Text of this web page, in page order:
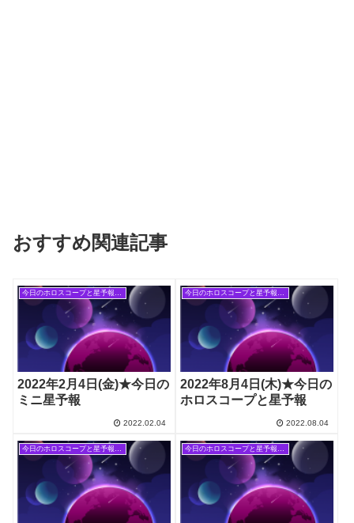
おすすめ関連記事
2022年2月4日(金)★今日の
ミニ星予報
2022.02.04
2022年8月4日(木)★今日の
ホロスコープと星予報
2022.08.04